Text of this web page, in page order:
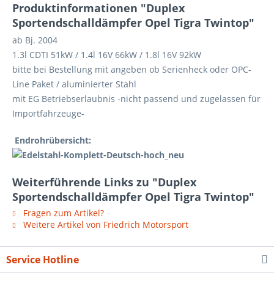
Produktinformationen "Duplex
Sportendschalldämpfer Opel Tigra Twintop"
ab Bj. 2004
1.3l CDTI 51kW / 1.4l 16V 66kW / 1.8l 16V 92kW
bitte bei Bestellung mit angeben ob Serienheck oder OPC-
Line Paket / aluminierter Stahl
mit EG Betriebserlaubnis -nicht passend und zugelassen für
Importfahrzeuge-
Endrohrübersicht:
Weiterführende Links zu "Duplex
Sportendschalldämpfer Opel Tigra Twintop"
Fragen zum Artikel?
Weitere Artikel von Friedrich Motorsport
Service Hotline